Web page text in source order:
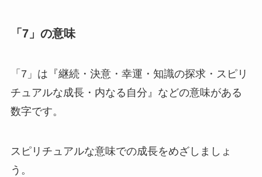
「7」の意味
「7」は『継続・決意・幸運・知識の探求・スピリ
チュアルな成長・内なる自分』などの意味がある
数字です。
スピリチュアルな意味での成長をめざしましょ
う。